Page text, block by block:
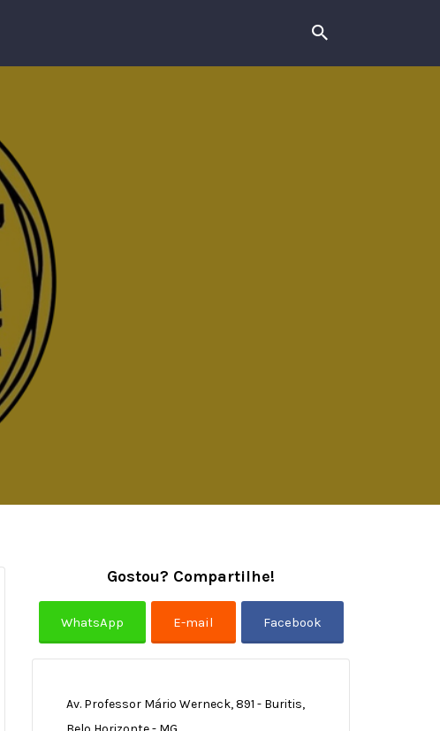
Gostou? Compartilhe!
Av. Professor Mário Werneck, 891 - Buritis,